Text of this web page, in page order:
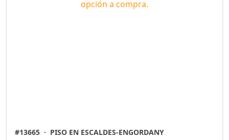
#13665 · PISO EN ESCALDES-ENGORDANY